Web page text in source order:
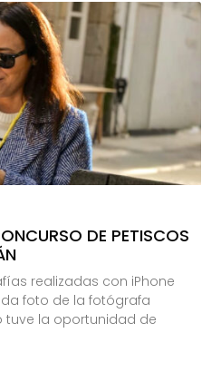
DE PETISCOS
realizadas con iPhone
foto de la fotógrafa
tuve la oportunidad de